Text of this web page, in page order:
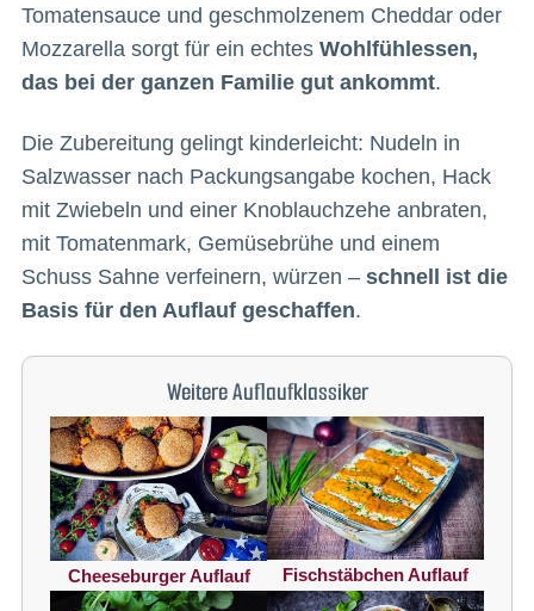
Tomatensauce und geschmolzenem Cheddar oder
Mozzarella sorgt für ein echtes Wohlfühlessen,
das bei der ganzen Familie gut ankommt.
Die Zubereitung gelingt kinderleicht: Nudeln in
Salzwasser nach Packungsangabe kochen, Hack
mit Zwiebeln und einer Knoblauchzehe anbraten,
mit Tomatenmark, Gemüsebrühe und einem
Schuss Sahne verfeinern, würzen – schnell ist die
Basis für den Auflauf geschaffen.
Weitere Auflaufklassiker
Cheeseburger Auflauf Fischstäbchen Auflauf